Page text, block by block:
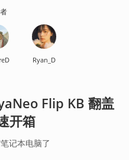
Ryan_D
Flip KB 翻盖
开箱
记本电脑了